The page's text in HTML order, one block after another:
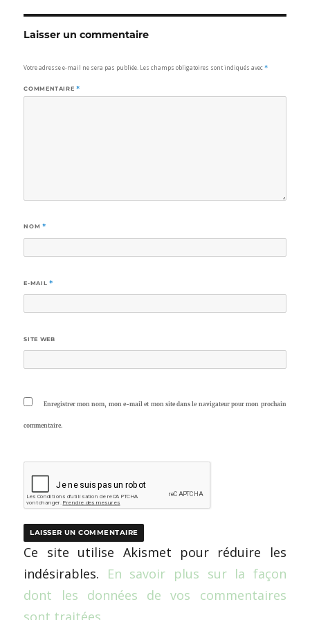
Laisser un commentaire
Votre adresse e-mail ne sera pas publiée. Les champs obligatoires sont indiqués avec*
COMMENTAIRE *
NOM *
E-MAIL *
SITE WEB
Enregistrer mon nom, mon e-mail et mon site dans le navigateur pour mon prochain
commentaire.
Ce site utilise Akismet pour réduire les
indésirables. En savoir plus sur la façon
dont les données de vos commentaires
sont traitées.